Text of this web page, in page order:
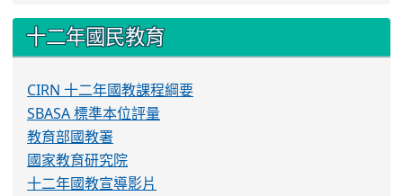
十二年國民教育
CIRN 十二年國教課程綱要
SBASA 標準本位評量
教育部國教署
國家教育研究院
十二年國教宣導影片